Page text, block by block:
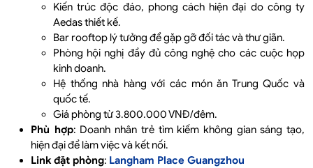
Kiến trúc độc đáo, phong cách hiện đại do công ty
Aedas thiết kế.
Bar rooftop lý tưởng để gặp gỡ đối tác và thư giãn.
Phòng hội nghị đầy đủ công nghệ cho các cuộc họp
kinh doanh.
Hệ thống nhà hàng với các món ăn Trung Quốc và
quốc tế.
Giá phòng từ 3.800.000 VNĐ/đêm.
Phù hợp: Doanh nhân trẻ tìm kiếm không gian sáng tạo,
hiện đại để làm việc và kết nối.
Link đặt phòng: Langham Place Guangzhou